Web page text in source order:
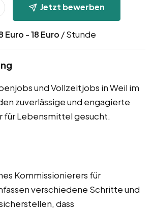
Jetzt bewerben
Euro -18 Euro / Stunde
und Vollzeitjobs in Weil im
zuverlässige und engagierte
für Lebensmittel gesucht.
Kommissionierers für
verschiedene Schritte und
dass